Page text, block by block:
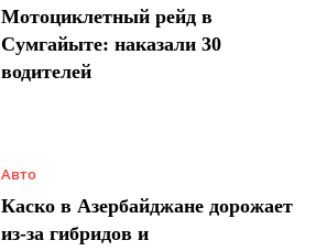
Мотоциклетный рейд в
Сумгайыте: наказали 30
водителей
Авто
Каско в Азербайджане дорожает
из-за гибридов и